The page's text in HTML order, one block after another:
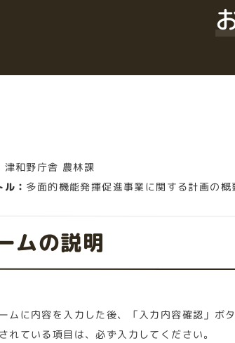
津和野庁舎 農林課
： 多面的機能発揮促進事業に関する計画の概
ムの説明
ムに内容を入力した後、「入力内容確認」ボ
れている項目は、必ず入力してください。